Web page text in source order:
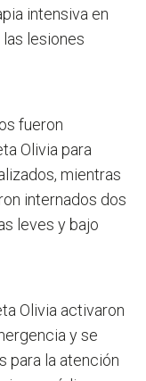
intensiva en
lesiones
fueron
Olivia para
mientras
internados dos
leves y bajo
Olivia activaron
y se
para la atención